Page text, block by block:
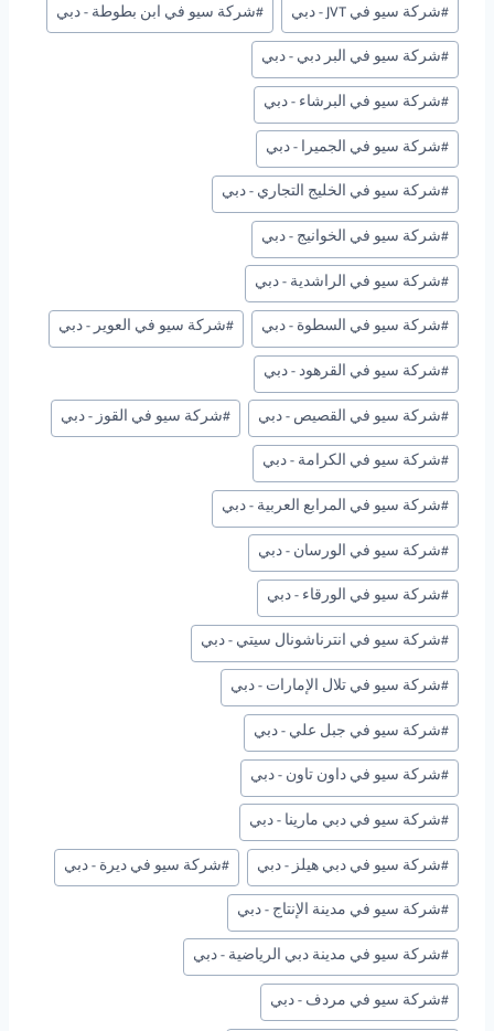
#شركة سيو في JVT - دبي #شركة سيو في ابن بطوطة - دبي
#شركة سيو في البر دبي - دبي
#شركة سيو في البرشاء - دبي
#شركة سيو في الجميرا - دبي
#شركة سيو في الخليج التجاري - دبي
#شركة سيو في الخوانيج - دبي
#شركة سيو في الراشدية - دبي
#شركة سيو في السطوة - دبي #شركة سيو في العوير - دبي
#شركة سيو في القرهود - دبي
#شركة سيو في القصيص - دبي #شركة سيو في القوز - دبي
#شركة سيو في الكرامة - دبي
#شركة سيو في المرابع العربية - دبي
#شركة سيو في الورسان - دبي
#شركة سيو في الورقاء - دبي
#شركة سيو في انترناشونال سيتي - دبي
#شركة سيو في تلال الإمارات - دبي
#شركة سيو في جبل علي - دبي
#شركة سيو في داون تاون - دبي
#شركة سيو في دبي مارينا - دبي
#شركة سيو في دبي هيلز - دبي #شركة سيو في ديرة - دبي
#شركة سيو في مدينة الإنتاج - دبي
#شركة سيو في مدينة دبي الرياضية - دبي
#شركة سيو في مردف - دبي